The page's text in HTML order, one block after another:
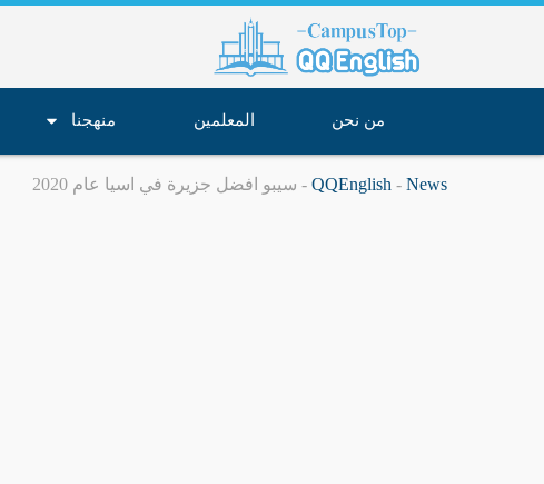
من نحن المعلمين منهجنا
QQEnglish - News
- سيبو افضل جزيرة في اسيا عام 2020